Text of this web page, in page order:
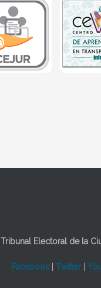
Tribunal Electoral de la
Facebook| Twitter